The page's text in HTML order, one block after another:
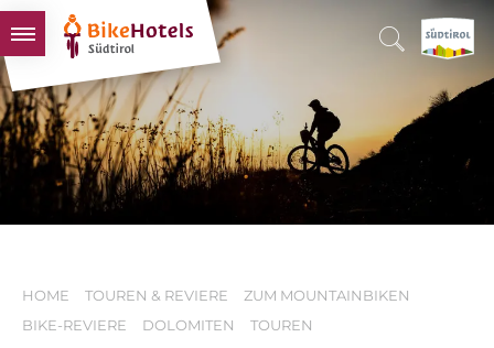
BIKEHOTELS
HOTELS & PAKETE
TOUREN & REVIERE
SÜDTIROL & WIR
HOME TOUREN & REVIERE
ZUM MOUNTAINBIKEN
BIKE-REVIERE
DOLOMITEN TOUREN